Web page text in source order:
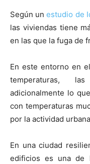
Según unestudio de
las viviendas tiene
en las que la fuga de
En este entorno en
temperaturas,
adicionalmente lo
con temperaturas
por la actividad
En una ciudad
edificios es una de